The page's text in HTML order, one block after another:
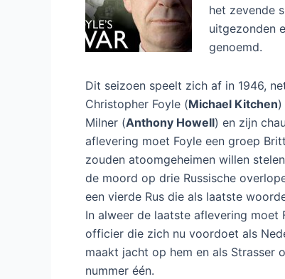
het zevende
uitgezonden
genoemd.
Dit seizoen speelt zich af in 1946,
Christopher Foyle (Michael Kitchen)
Milner (Anthony Howell) en zijn
aflevering moet Foyle een groep
zouden atoomgeheimen willen
de moord op drie Russische
een vierde Rus die als laatste
In alweer de laatste aflevering moet
officier die zich nu voordoet als
maakt jacht op hem en als Strasser
nummer één.